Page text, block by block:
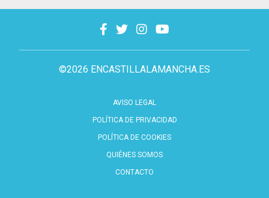
©2026 ENCASTILLALAMANCHA.ES
AVISO LEGAL
POLÍTICA DE PRIVACIDAD
POLÍTICA DE COOKIES
QUIÉNES SOMOS
CONTACTO